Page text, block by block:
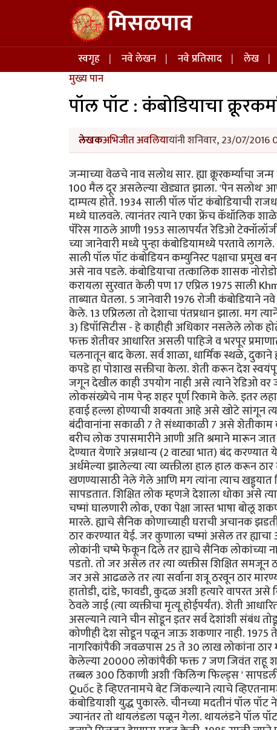
Skip to main content मिसळपाव
Main navigation
स्वगृह नवे लेखन नवे प्रतिसाद लेख
मुख्य पान
पॉल पॉट : कंबोडियाचा
लेखकअभिजीत अवलियायांनी शनिवार, 23/07/2016
जन्माच्या वेळचे नाव सलोथ सार. ह्या क्रूरकर्म्याचा
100 मैल दूर असलेल्या खेड्यात झाला. 'पेन सलोथ'
दाम्पत्य होते. 1934 साली पॉल पॉट कंबोडियाची
मध्ये घालवले. त्यानंतर त्याने एका फ्रेंच कॅथॉलिक
पॅरिस गाठले आणी 1953 सालापर्यंत रेडिओ
च्या जानेवारी मध्ये पुन्हा कंबोडियामध्ये परतावे
साली पॉल पॉट कंबोडियन कम्युनिस्ट पक्षाचा
असे नाव पडले. कंबोडियाचा तत्कालिक शासक
करायला सुरवात केली पण 17 एप्रिल 1975 साली
ताब्यात घेतला. 5 जानेवारी 1976 रोजी
केले. 13 एप्रिलला तो देशाचा पंतप्रधान झाला. मग
3) डिपॉसिटीस - हे काहीही अधिकार नसलेले लोक
फक्त शेतीवर आधारित असली पाहिजे व भरपूर
चलनातून बाद केला. सर्व शाळा, धार्मिक स्थळे,
कपडे हा पोशाख सक्तीचा केला. शेती करून देश
जगून देखील काही उपयोग नाही असे त्याने रेडिओ वर
लोकसंख्येचे नाम पेन्ह शहर पूर्ण रिकामे केले. इतर
हवाई हल्ला होण्याची शक्यता आहे असे खोटे सांगून
बंदीवानांना सकाळी 7 ते संध्याकाळी 7 असे
बरीच लोक उपासमारीने आणी अति श्रमाने मारून
देण्यात येणारे अन्नधान्य (2 वाट्या भात) बंद
अर्धमेल्या झालेल्या त्या व्यक्तीला हाल हाल करून
खणण्यासाठी नेले गेले आणि मग त्यांना त्याच
सापडतात. शिक्षित लोक म्हणजे देशाला धोका असे
चष्मां घालणारी लोक, एका पेक्षा जास्त भाषा बोलू
मारले. ह्याचे सैनिक कोणाच्याही घराची अचानक
ठार करण्यात येई. जर कुणाला चष्मां असेल तर
लोकांनी चष्मे फेकून दिले तर ह्याचे सैनिक लोकांच्या
पडतो. तो जर असेल तर त्या व्यक्तीस शिक्षित समजून
जर असे आढळले तर त्या सर्वाना शत्रू ठरवून ठार
हातोडी, दांडे, फावडी, कुदळ अशी हत्यारे वापरत
ठेवले जाई (त्या व्यक्तीचा मृत्यू होईपर्यंत). शेती
असल्याने त्याने चीन सोडून इतर सर्व देशांशी संबंध
कोणीही देश सोडून पळून जाऊ शकणार नाही. 1975 ते
नागरिकांपैकी जवळपास 25 ते 30 लाख लोकांना
केलेल्या 20000 लोकांपैकी फक्त 7 जण जिवंत राहू
तब्बल 300 ठिकाणी अशी 'किलिन्ग फिल्ड्स '
Quốc हे व्हिएतनामचे बेट जिंकल्याने त्याचे
कंबोडियाशी युद्ध पुकारले. चीनच्या मदतीनं पॉल पॉट
ज्यानंतर तो थायलंडला पळून गेला. थायलंडने पॉल